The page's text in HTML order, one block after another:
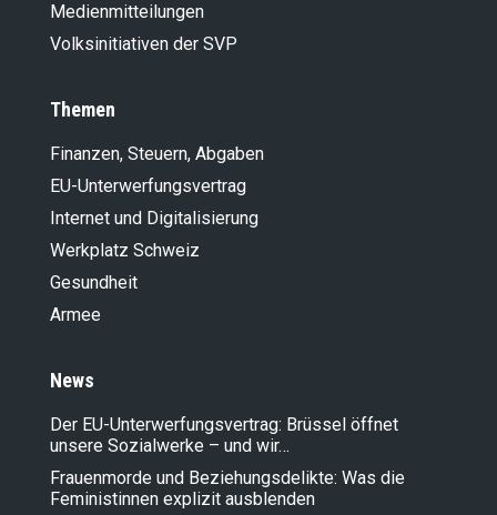
Medienmitteilungen
Volksinitiativen der SVP
Themen
Finanzen, Steuern, Abgaben
EU-Unterwerfungsvertrag
Internet und Digitalisierung
Werkplatz Schweiz
Gesundheit
Armee
News
Der EU-Unterwerfungsvertrag: Brüssel öffnet
unsere Sozialwerke – und wir…
Frauenmorde und Beziehungsdelikte: Was die
Feministinnen explizit ausblenden